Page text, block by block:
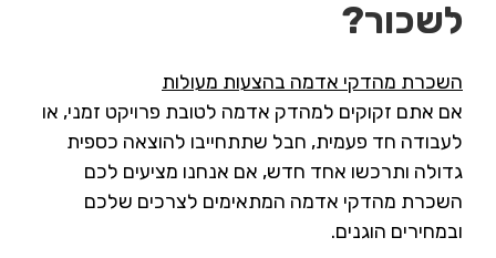
לשכור?
השכרת מהדקי אדמה בהצעות מעולות
אם אתם זקוקים למהדק אדמה לטובת פרויקט זמני, או
לעבודה חד פעמית, חבל שתתחייבו להוצאה כספית
גדולה ותרכשו אחד חדש, אם אנחנו מציעים לכם
השכרת מהדקי אדמה המתאימים לצרכים שלכם
ובמחירים הוגנים.